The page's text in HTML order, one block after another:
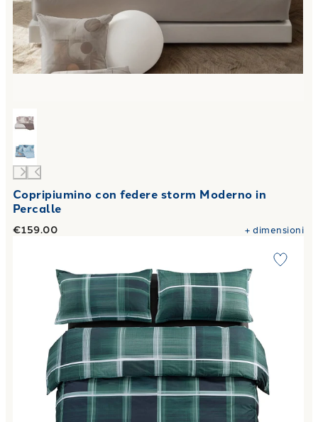
Copripiumino con federe storm Moderno in
Percalle
€159.00 +dimensioni